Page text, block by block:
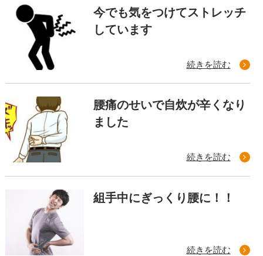
今でも気をつけてストレッチ
しています
続きを読む
腰痛のせいで自炊が辛くなり
ました
続きを読む
組手中にぎっくり腰に！！
続きを読む